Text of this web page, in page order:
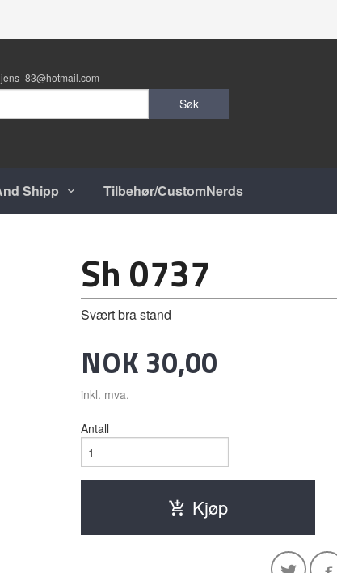
jens_83@hotmail.com
Søk
Shipp Tilbehør/CustomNerds
Sh 0737
Svært bra stand
Pris
NOK 30,00
inkl. mva.
Antall
Kjøp